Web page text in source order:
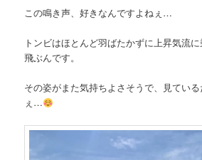
この鳴き声、好きなんですよねぇ…
トンビはほとんど羽ばたかずに上昇気流
飛ぶんです。
その姿がまた気持ちよさそうで、見てい
ぇ…